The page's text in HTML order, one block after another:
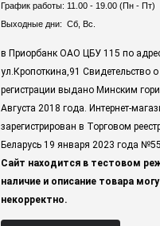
График работы: 11.00 - 19.00 (Пн - Пт)
Выходные дни: Сб, Вс.
в Приорбанк ОАО ЦБУ 115 по
ул.Кропоткина,91 Свидетельство
регистрации выдано Минским
Августа 2018 года. Интернет-
зарегистрирован в Торговом
Беларусь 19 января 2023 года
Сайт находится в тестовом
наличие и описание товара
некорректно.